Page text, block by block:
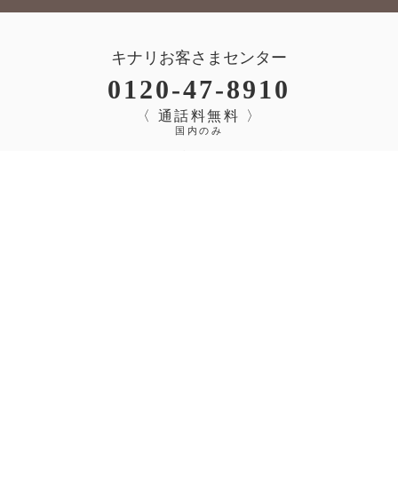
キナリお客さまセンター
0120-47-8910
〈 通話料無料 〉
国内のみ